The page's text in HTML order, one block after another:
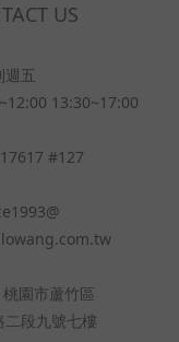
US
週五
13:30~17:00
#127
園市蘆竹區
二段九號七樓